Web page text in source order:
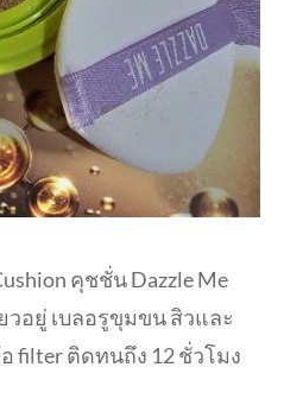
คุชชั่น Dazzle Me
วอยู่ เบลอรูขุมขน สิวและ
filter ติดทนถึง 12 ชั่วโมง